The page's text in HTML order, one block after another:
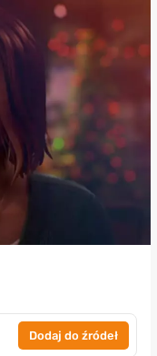
Dodaj do źródeł